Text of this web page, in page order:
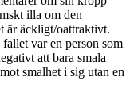
illa om den
är äckligt/oattraktivt.
var en person som
att bara smala
smalhet i sig utan en